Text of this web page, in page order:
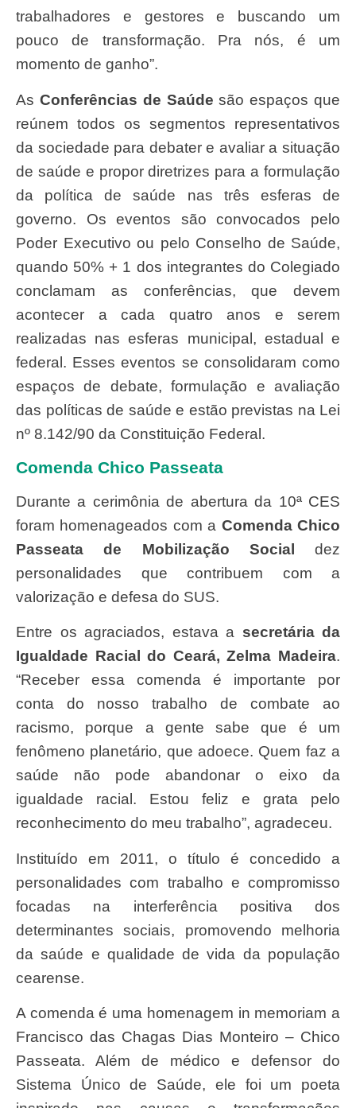
trabalhadores e gestores e buscando um
pouco de transformação. Pra nós, é um
momento de ganho”.
As Conferências de Saúde são espaços que
reúnem todos os segmentos representativos
da sociedade para debater e avaliar a situação
de saúde e propor diretrizes para a formulação
da política de saúde nas três esferas de
governo. Os eventos são convocados pelo
Poder Executivo ou pelo Conselho de Saúde,
quando 50% + 1 dos integrantes do Colegiado
conclamam as conferências, que devem
acontecer a cada quatro anos e serem
realizadas nas esferas municipal, estadual e
federal. Esses eventos se consolidaram como
espaços de debate, formulação e avaliação
das políticas de saúde e estão previstas na Lei
nº 8.142/90 da Constituição Federal.
Comenda Chico Passeata
Durante a cerimônia de abertura da 10ª CES
foram homenageados com a Comenda Chico
Passeata de Mobilização Social
dez
personalidades que contribuem com a
valorização e defesa do SUS.
Entre os agraciados, estava a secretária da
Igualdade Racial do Ceará, Zelma Madeira.
“Receber essa comenda é importante por
conta do nosso trabalho de combate ao
racismo, porque a gente sabe que é um
fenômeno planetário, que adoece. Quem faz a
saúde não pode abandonar o eixo da
igualdade racial. Estou feliz e grata pelo
reconhecimento do meu trabalho”, agradeceu.
Instituído em 2011, o título é concedido a
personalidades com trabalho e compromisso
focadas na interferência positiva dos
determinantes sociais, promovendo melhoria
da saúde e qualidade de vida da população
cearense.
A comenda é uma homenagem in memoriam a
Francisco das Chagas Dias Monteiro – Chico
Passeata. Além de médico e defensor do
Sistema Único de Saúde, ele foi um poeta